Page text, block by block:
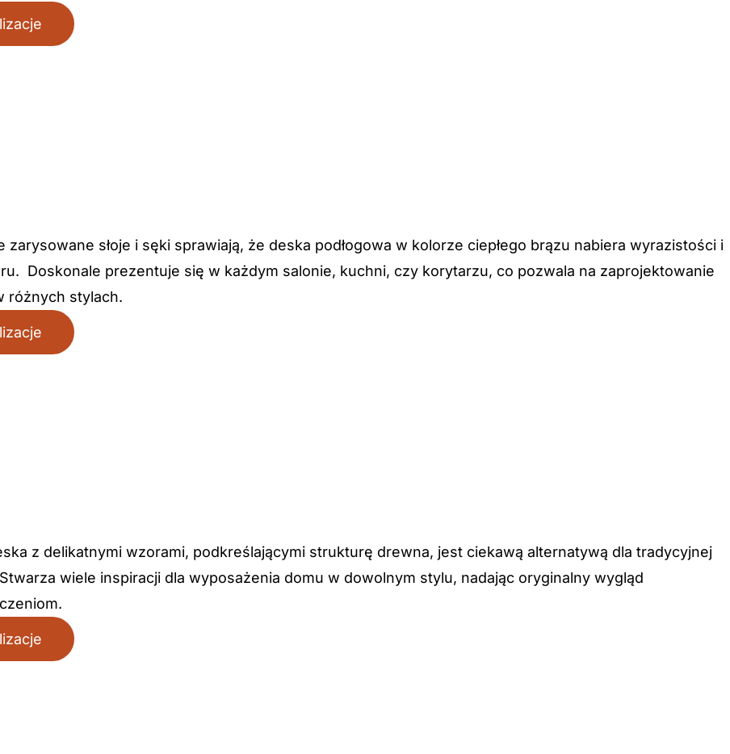
zarysowane słoje i sęki sprawiają, że deska podłogowa w kolorze ciepłego brązu nabiera wyrazistości i
Doskonale prezentuje się w każdym salonie, kuchni, czy korytarzu, co pozwala na zaprojektowanie
różnych stylach.
z delikatnymi wzorami, podkreślającymi strukturę drewna, jest ciekawą alternatywą dla tradycyjnej
Stwarza wiele inspiracji dla wyposażenia domu w dowolnym stylu, nadając oryginalny wygląd